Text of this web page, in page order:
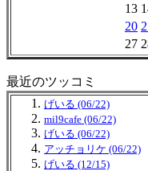
13
20
27
最近のツッコミ
げいる (06/22)
mil9cafe (06/22)
げいる (06/22)
アッチョリケ (06/22)
げいる (12/15)